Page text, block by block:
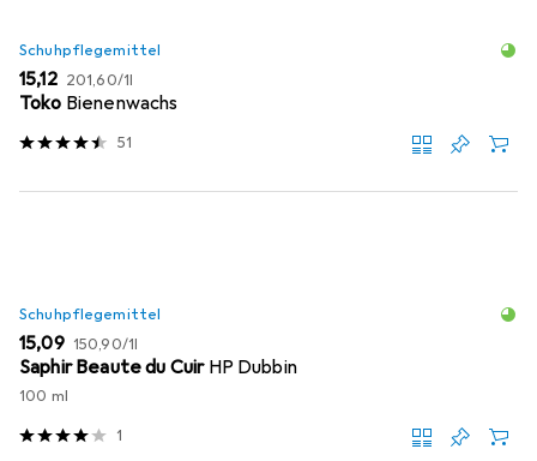
Schuhpflegemittel
EUR
15,12 EUR
201,60/1l
Toko Bienenwachs
51
Schuhpflegemittel
EUR
15,09 EUR
150,90/1l
Saphir Beaute du Cuir HP Dubbin
100 ml
1